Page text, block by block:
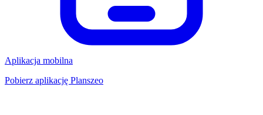
Aplikacja mobilna
Pobierz aplikację Planszeo